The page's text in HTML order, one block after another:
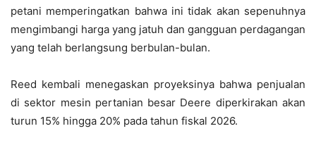
petani memperingatkan bahwa ini tidak akan sepenuhnya
mengimbangi harga yang jatuh dan gangguan perdagangan
yang telah berlangsung berbulan-bulan.
Reed kembali menegaskan proyeksinya bahwa penjualan
di sektor mesin pertanian besar Deere diperkirakan akan
turun 15% hingga 20% pada tahun fiskal 2026.